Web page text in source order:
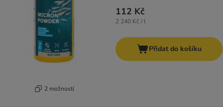
2 možností
112 Kč
2 240 Kč / l
Přidat do košíku